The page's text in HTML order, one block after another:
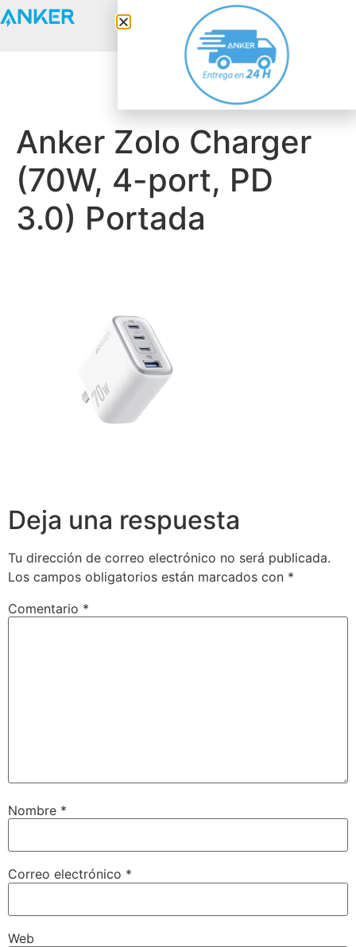
Anker Zolo Charger
(70W, 4-port, PD
3.0) Portada
Deja una respuesta
Tu dirección de correo electrónico no será publicada.
Los campos obligatorios están marcados con *
Comentario *
Nombre *
Correo electrónico *
Web